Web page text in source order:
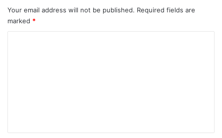
Your email address will not be published. Required fields are
marked *